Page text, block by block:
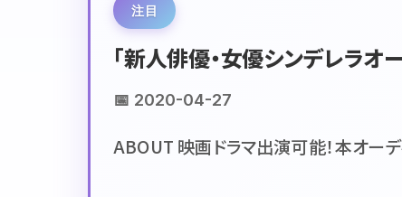
注目
「新人俳優・女優シンデレラ
📅 2020-04-27
ABOUT 映画ドラマ出演可能！本オー